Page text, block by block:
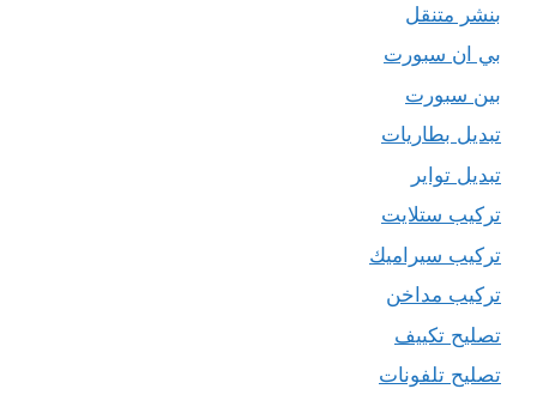
بنشر متنقل
بي ان سبورت
بين سبورت
تبديل بطاريات
تبديل تواير
تركيب ستلايت
تركيب سيراميك
تركيب مداخن
تصليح تكييف
تصليح تلفونات